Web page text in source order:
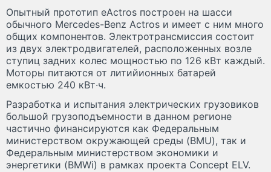
Опытный прототип eActros построен на шасси
обычного Mercedes-Benz Actros и имеет с ним много
общих компонентов. Электротрансмиссия состоит
из двух электродвигателей, расположенных возле
ступиц задних колес мощностью по 126 кВт каждый.
Моторы питаются от литийионных батарей
емкостью 240 кВт·ч.
Разработка и испытания электрических грузовиков
большой грузоподъемности в данном регионе
частично финансируются как Федеральным
министерством окружающей среды (BMU), так и
Федеральным министерством экономики и
энергетики (BMWi) в рамках проекта Concept ELV.